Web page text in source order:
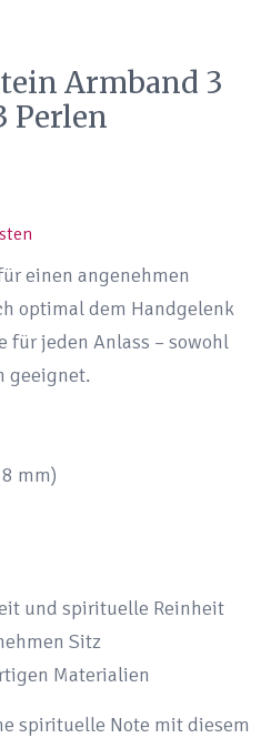
Armband 3
Perlen
€.
€.
einen angenehmen
optimal dem Handgelenk
für jeden Anlass – sowohl
geeignet.
mm)
und spirituelle Reinheit
Sitz
Materialien
spirituelle Note mit diesem